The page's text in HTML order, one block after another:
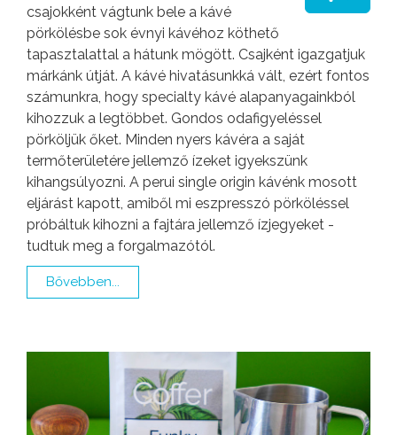
csajokként vágtunk bele a kávé
pörkölésbe sok évnyi kávéhoz köthető
tapasztalattal a hátunk mögött. Csajként igazgatjuk
márkánk útját. A kávé hivatásunkká vált, ezért fontos
számunkra, hogy specialty kávé alapanyagainkból
kihozzuk a legtöbbet. Gondos odafigyeléssel
pörköljük őket. Minden nyers kávéra a saját
termőterületére jellemző ízeket igyekszünk
kihangsúlyozni. A perui single origin kávénk mosott
eljárást kapott, amiből mi eszpresszó pörköléssel
próbáltuk kihozni a fajtára jellemző ízjegyeket -
tudtuk meg a forgalmazótól.
Bővebben...